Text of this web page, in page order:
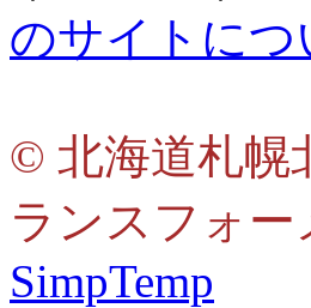
のサイトにつ
© 北海道札幌
ランスフォ
SimpTemp